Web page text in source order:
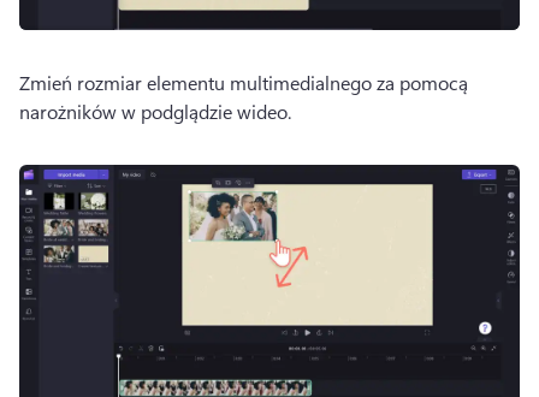
Zmień rozmiar elementu multimedialnego za pomocą
narożników w podglądzie wideo.